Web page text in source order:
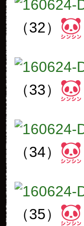
（32）
（33）
（34）
（35）